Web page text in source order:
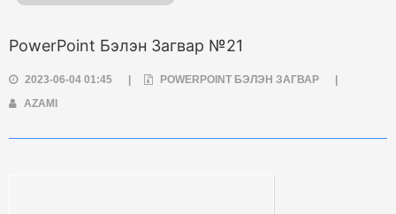
PowerPoint Бэлэн Загвар №21
2023-06-04 01:45 POWERPOINT БЭЛЭН ЗАГВАР
AZAMI